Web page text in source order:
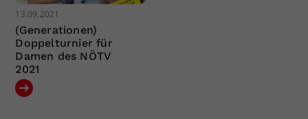
13.09.2021
(Generationen)
Doppelturnier für
Damen des NÖTV
2021